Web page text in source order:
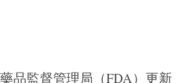
品監督管理局（FDA）更新